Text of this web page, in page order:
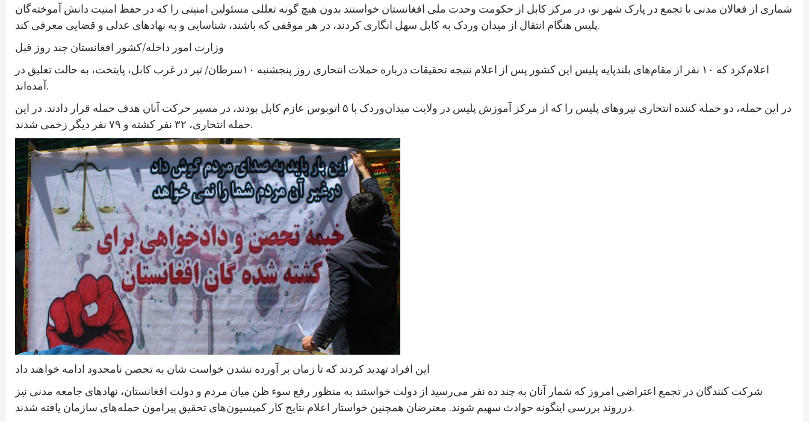
شماری از فعالان مدنی با تجمع در پارک شهر نو، در مرکز کابل از حکومت وحدت ملی افغانستان خواستند بدون هیچ گونه تعللی مسئولین امنیتی را که در حفظ امنیت دانش آموخته‌گان
پلیس هنگام انتقال از میدان وردک به کابل سهل انگاری کردند، در هر موقفی که باشند، شناسایی و به نهادهای عدلی و قضایی معرفی کند.
وزارت امور داخله/کشور افغانستان چند روز قبل
اعلام‌کرد که ۱۰ نفر از مقام‌های بلند‌پایه پلیس این کشور پس از اعلام نتیجه تحقیقات درباره حملات انتحاری روز پنجشنبه ۱۰سرطان/ تیر در غرب کابل، پایتخت، به حالت تعلیق در
آمده‌اند.
در این حمله، دو حمله کننده انتحاری نیروهای پلیس را که از مرکز آموزش پلیس در ولایت میدان‌وردک با ۵ اتوبوس عازم کابل بودند، در مسیر حرکت آنان هدف حمله قرار دادند. در این
حمله انتحاری، ۳۲ نفر کشته و ۷۹ نفر دیگر زخمی شدند.
این افراد تهدید کردند که تا زمان بر آورده نشدن خواست شان به تحصن نامحدود ادامه خواهند داد
شرکت کنندگان در تجمع اعتراضی امروز که شمار آنان به چند ده نفر می‌رسید از دولت خواستند به منظور رفع سوء ظن میان مردم و دولت افغانستان، نهادهای جامعه مدنی نیز
درروند بررسی اینگونه حوادث سهیم شوند. معترضان همچنین خواستار اعلام نتایج کار کمیسیون‌های تحقیق پیرامون حمله‌های سازمان یافته شدند.